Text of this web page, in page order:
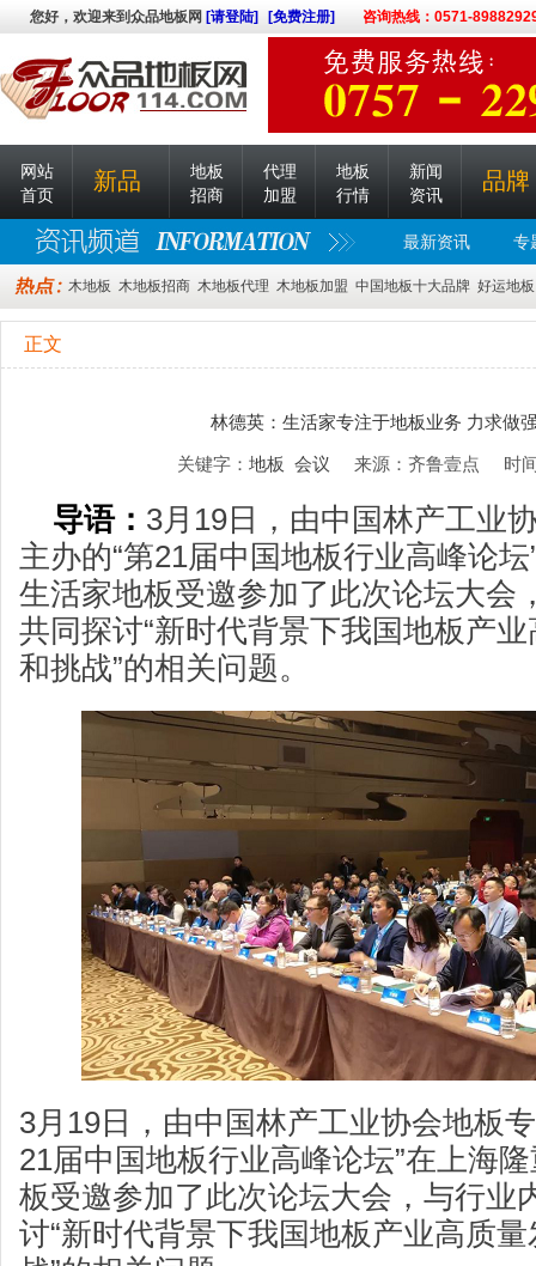
您好，欢迎来到众品地板网 [请登陆] [免费注册] 咨询热线：0571-
网站
首页
新品
地板
招商
代理
加盟
地板
行情
新闻
资讯
品牌
最新资讯 专
木地板 木地板招商 木地板代理 木地板加盟 中国地板十大品牌 好运地板
正文
林德英：生活家专注于地板业务 力求做
关键字： 地板 会议 来源：齐鲁壹点 时间
导语： 3月19日，由中国林产工业
主办的“第21届中国地板行业高峰论
生活家地板受邀参加了此次论坛大会
共同探讨“新时代背景下我国地板产
和挑战”的相关问题。
3月19日，由中国林产工业协会地板
21届中国地板行业高峰论坛”在上海
板受邀参加了此次论坛大会，与行业
讨“新时代背景下我国地板产业高质